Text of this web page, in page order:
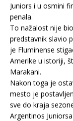
Juniors i u osmini
penala.
To nažalost nije
predstavnik slavio
je Fluminense
Amerike u istoriji,
Marakani.
Nakon toga je
mesto je
sve do kraja
Argentinos